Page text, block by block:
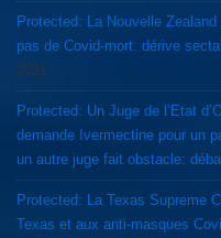
Protected: La Nouvelle
pas de Covid-mort: dérive
2021
Protected: Un Juge de l’Etat
demande Ivermectine pour un
un autre juge fait obstacle:
Protected: La Texas Supreme
Texas et aux anti-masques